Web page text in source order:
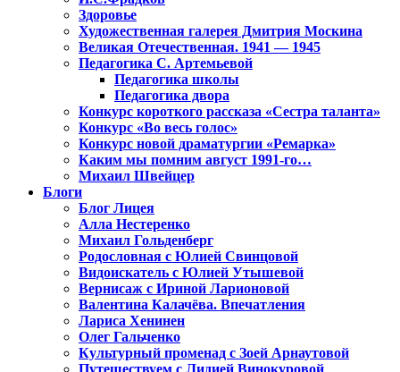
Здоровье
Художественная галерея Дмитрия Москина
Великая Отечественная. 1941 — 1945
Педагогика С. Артемьевой
Педагогика школы
Педагогика двора
Конкурс короткого рассказа «Сестра таланта»
Конкурс «Во весь голос»
Конкурс новой драматургии «Ремарка»
Каким мы помним август 1991-го…
Михаил Швейцер
Блоги
Блог Лицея
Алла Нестеренко
Михаил Гольденберг
Родословная с Юлией Свинцовой
Видоискатель с Юлией Утышевой
Вернисаж с Ириной Ларионовой
Валентина Калачёва. Впечатления
Лариса Хенинен
Олег Гальченко
Культурный променад с Зоей Арнаутовой